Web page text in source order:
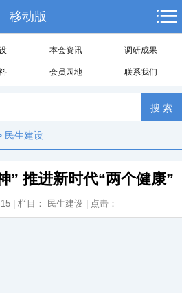
移动版
本会资讯 调研成果
会员园地 联系我们
民生建设
” 推进新时代“两个健康”
| 栏目： 民生建设| 点击：